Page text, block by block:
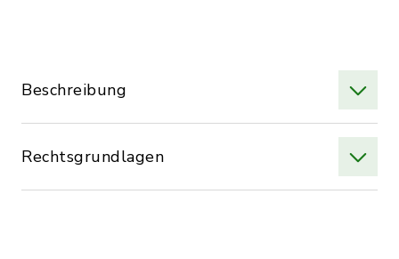
Beschreibung
Rechtsgrundlagen